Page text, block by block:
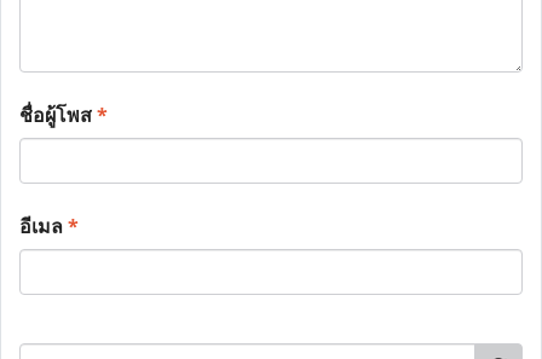
ชื่อผู้โพส*
อีเมล*